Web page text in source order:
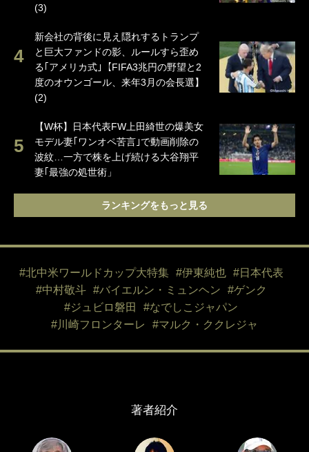
(3)
新会社の背後に見え隠れするトランプ
と巨大ファンドの影、ルールすら歪め
る｢アメリカ式｣【FIFA3兆円の野望と2
度のオウンゴール、来年3月の会長選】
(2)
【W杯】日本代表FW上田綺世の爆美女
モデル妻｢ワンオペ苦言｣で動画削除の
波紋…一方で株を上げ続ける大谷翔平
妻｢最強の処世術」
ランキングをもっと見る
#北中米ワールドカップ大特集 #伊東純也
#日本代表
#中村敬斗
#バイエルン・ミュンヘン
#ゲンク
#ジュビロ磐田
#なでしこジャパン
#川崎フロンターレ
#マルク・ククレジャ
著者紹介